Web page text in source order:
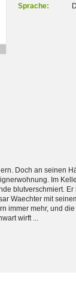
Sprache:
Doch an seinen
Im
blutverschmiert.
Waechter mit
immer mehr, und
wirft ...